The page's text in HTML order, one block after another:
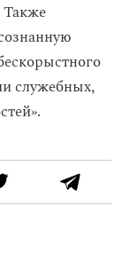
Также
служебных,